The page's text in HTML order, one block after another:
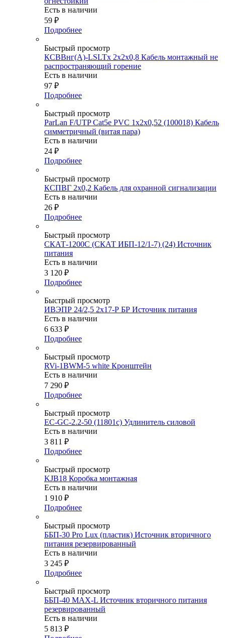
Есть в наличии
59 ₽
Подробнее
Быстрый просмотр
КСВВнг(А)-LSLTx 2х2х0,8 Кабель монтажный не
распространяющий горение
Есть в наличии
97 ₽
Подробнее
Быстрый просмотр
ParLan F/UTP Cat5e PVC 1х2х0,52 (100018) Кабель
симметричный (витая пара)
Есть в наличии
24 ₽
Подробнее
Быстрый просмотр
КСПВГ 2х0,2 Кабель для охранной сигнализации
Есть в наличии
26 ₽
Подробнее
Быстрый просмотр
СКАТ-1200С (СКАТ ИБП-12/1-7) (24) Источник
питания
Есть в наличии
3 120 ₽
Подробнее
Быстрый просмотр
ИВЭПР 24/2,5 2x17-Р БР Источник питания
Есть в наличии
6 633 ₽
Подробнее
Быстрый просмотр
RVi-1BWM-5 white Кронштейн
Есть в наличии
7 290 ₽
Подробнее
Быстрый просмотр
EC-GC-2.2-50 (11801c) Удлинитель силовой
Есть в наличии
3 811 ₽
Подробнее
Быстрый просмотр
KJB18 Коробка монтажная
Есть в наличии
1 910 ₽
Подробнее
Быстрый просмотр
ББП-30 Pro Lux (пластик) Источник вторичного
питания резервированный
Есть в наличии
3 245 ₽
Подробнее
Быстрый просмотр
ББП-40 MAX-L Источник вторичного питания
резервированный
Есть в наличии
5 813 ₽